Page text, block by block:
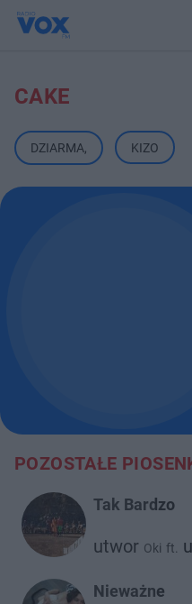
CAKE
DZIARMA, KIZO
POZOSTAŁE
Tak Bardzo
utwor Oki ft.
Nieważne